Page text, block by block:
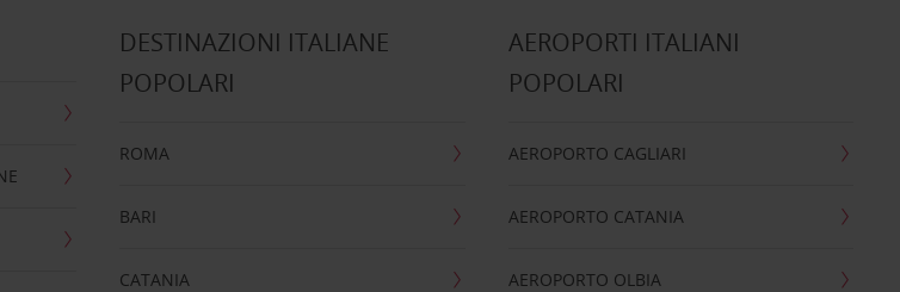
DESTINAZIONI ITALIANE
POPOLARI
ROMA
BARI
CATANIA
AEROPORTI ITALIANI
POPOLARI
AEROPORTO CAGLIARI
AEROPORTO CATANIA
AEROPORTO OLBIA